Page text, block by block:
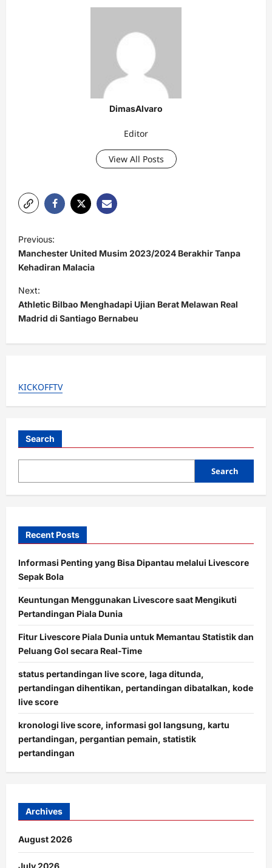
DimasAlvaro
Editor
View All Posts
o
s
t
n
a
v
g
o
Previous:
Manchester United Musim 2023/2024 Berakhir Tanpa
Kehadiran Malacia
Next:
Athletic Bilbao Menghadapi Ujian Berat Melawan Real
Madrid di Santiago Bernabeu
KICKOFFTV
Search
Search
Recent Posts
Informasi Penting yang Bisa Dipantau melalui Livescore
Sepak Bola
Keuntungan Menggunakan Livescore saat Mengikuti
Pertandingan Piala Dunia
Fitur Livescore Piala Dunia untuk Memantau Statistik dan
Peluang Gol secara Real-Time
status pertandingan live score, laga ditunda,
pertandingan dihentikan, pertandingan dibatalkan, kode
live score
kronologi live score, informasi gol langsung, kartu
pertandingan, pergantian pemain, statistik
pertandingan
Archives
August 2026